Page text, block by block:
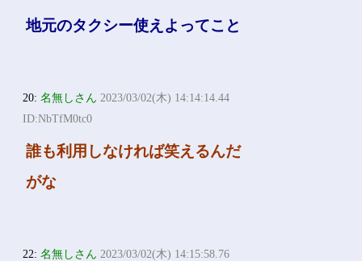
地元のタクシー使えよってこと
20:名無しさん 2023/03/02(木) 14:14:14.44
ID:NbTfM0tc0
誰も利用しなければ笑えるんだ
がな
22:名無しさん 2023/03/02(木) 14:15:58.76